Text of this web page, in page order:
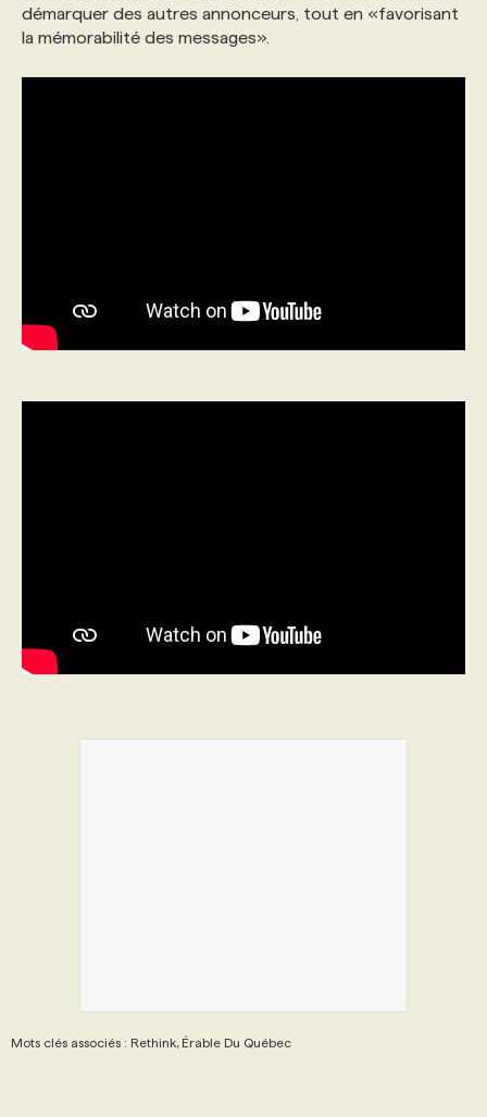
démarquer des autres annonceurs, tout en «favorisant
la mémorabilité des messages».
Mots clés associés : Rethink, Érable Du Québec